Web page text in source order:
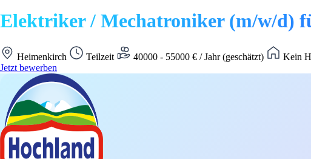
Elektriker / Mechatroniker (m/w/d)
Heimenkirch Teilzeit 40000 - 55000 € / Jahr (geschätzt)
Kein
Jetzt bewerben